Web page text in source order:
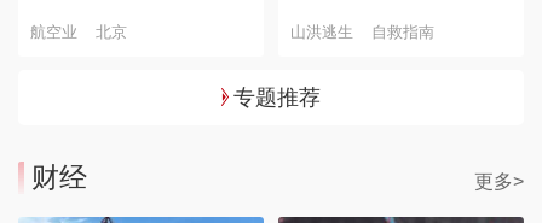
航空业 北京 山洪逃生 自救指南
专题推荐
财经 更多>